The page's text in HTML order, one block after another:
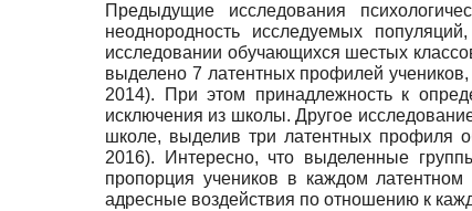
Предыдущие исследования
неоднородность исследуемых
исследовании обучающихся шестых
выделено 7 латентных профилей
2014). При этом принадлежность к
исключения из школы. Другое
школе, выделив три латентных профиля
2016). Интересно, что выделенные
пропорция учеников в каждом
адресные воздействия по отношению к